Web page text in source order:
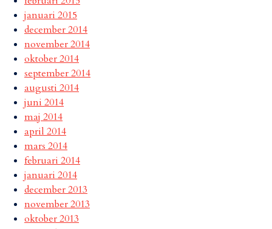
januari 2015
december 2014
november 2014
oktober 2014
september 2014
augusti 2014
juni 2014
maj 2014
april 2014
mars 2014
februari 2014
januari 2014
december 2013
november 2013
oktober 2013